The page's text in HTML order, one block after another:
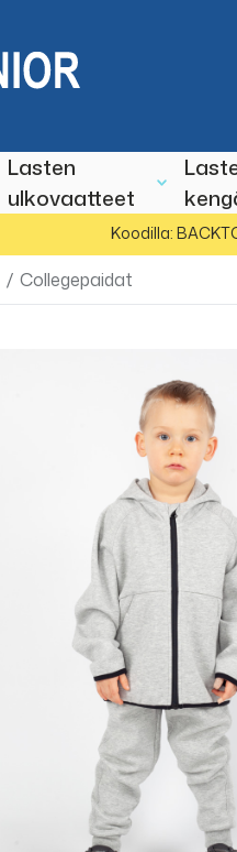
Lasten
ulkovaatteet
Koodilla:
/ Collegepaidat